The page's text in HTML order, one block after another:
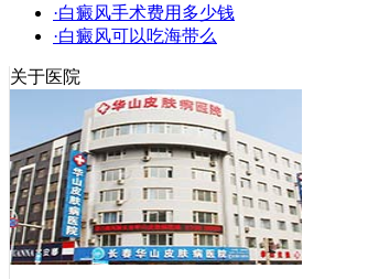
·白癜风手术费用多少钱
·白癜风可以吃海带么
关于医院